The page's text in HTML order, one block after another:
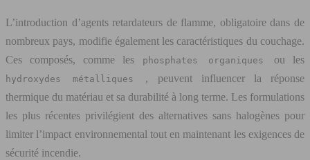
L’introduction d’agents retardateurs de flamme, obligatoire dans de
nombreux pays, modifie également les caractéristiques du couchage.
Ces composés, comme les
phosphates organiques ou les
hydroxydes métalliques , peuvent influencer la réponse
thermique du matériau et sa durabilité à long terme. Les formulations
les plus récentes privilégient des alternatives sans halogènes pour
limiter l’impact environnemental tout en maintenant les exigences de
sécurité incendie.